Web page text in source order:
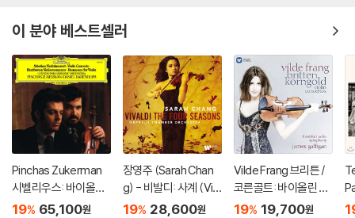
이 분야 베스트셀러
Pinchas Zukerman
시벨리우스: 바이올린
협주곡 / 베토벤: 로망
19% 65,100원
장영주 (Sarah Chan
g) - 비발디: 사계 (Viv
aldi: The Four Seaso
19% 28,600원
Vilde Frang 브리튼 /
코른골트: 바이올린 협
주곡 - 빌데 프랑 (Britt
19% 19,700원